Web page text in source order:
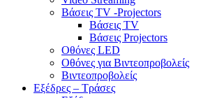
Βάσεις TV -Projectors
Βάσεις TV
Βάσεις Projectors
Οθόνες LED
Οθόνες για Βιντεοπροβολείς
Βιντεοπροβολείς
Εξέδρες – Τράσες